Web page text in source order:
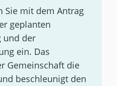
Sie mit dem Antrag
geplanten
und der
ein. Das
Gemeinschaft die
beschleunigt den